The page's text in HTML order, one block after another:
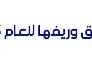
للعام 2025